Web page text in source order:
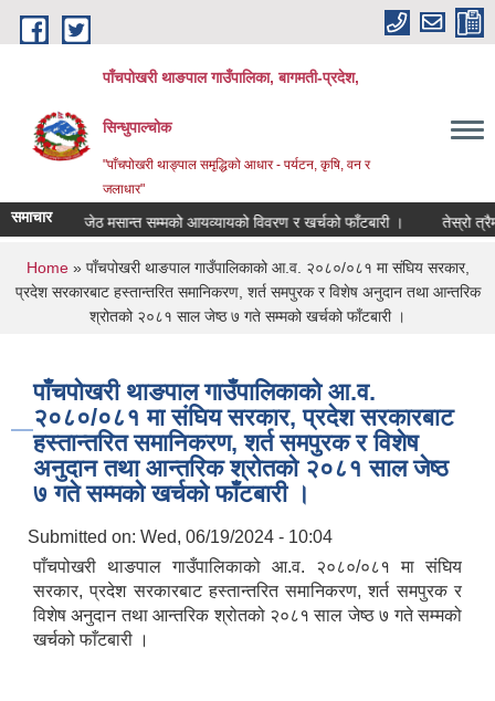
Skip to main content
पाँचपोखरी थाङपाल गाउँपालिका, बागमती-प्रदेश,
सिन्धुपाल्चोक
"पाँचपोखरी थाङ्पाल समृद्धिको आधार - पर्यटन, कृषि, वन र
जलाधार"
समाचार
०८३ जेठ मसान्त सम्मको आयव्यायको विवरण र खर्चको फाँटबारी । तेस्रो
You are here
Home» पाँचपोखरी थाङपाल गाउँपालिकाको आ.व. २०८०/०८१ मा संघिय सरकार,
प्रदेश सरकारबाट हस्तान्तरित समानिकरण, शर्त समपुरक र विशेष अनुदान तथा आन्तरिक
श्रोतको २०८१ साल जेष्ठ ७ गते सम्मको खर्चको फाँटबारी ।
पाँचपोखरी थाङपाल गाउँपालिकाको आ.व.
२०८०/०८१ मा संघिय सरकार, प्रदेश सरकारबाट
हस्तान्तरित समानिकरण, शर्त समपुरक र विशेष
अनुदान तथा आन्तरिक श्रोतको २०८१ साल जेष्ठ
७ गते सम्मको खर्चको फाँटबारी ।
Submitted on: Wed, 06/19/2024 - 10:04
पाँचपोखरी थाङपाल गाउँपालिकाको आ.व. २०८०/०८१ मा संघिय
सरकार, प्रदेश सरकारबाट हस्तान्तरित समानिकरण, शर्त समपुरक र
विशेष अनुदान तथा आन्तरिक श्रोतको २०८१ साल जेष्ठ ७ गते सम्मको
खर्चको फाँटबारी ।